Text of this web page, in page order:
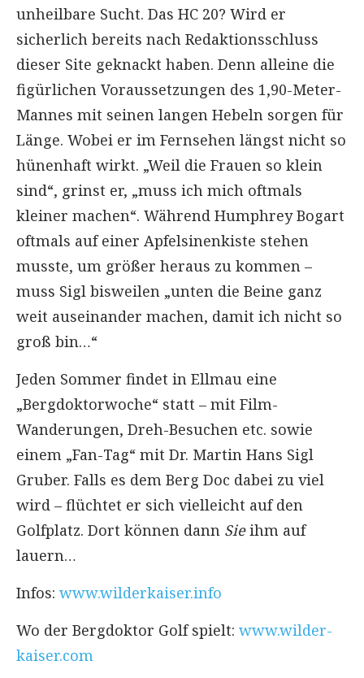
unheilbare Sucht. Das HC 20? Wird er
sicherlich bereits nach Redaktionsschluss
dieser Site geknackt haben. Denn alleine die
figürlichen Voraussetzungen des 1,90-Meter-
Mannes mit seinen langen Hebeln sorgen für
Länge. Wobei er im Fernsehen längst nicht so
hünenhaft wirkt. „Weil die Frauen so klein
sind“, grinst er, „muss ich mich oftmals
kleiner machen“. Während Humphrey Bogart
oftmals auf einer Apfelsinenkiste stehen
musste, um größer heraus zu kommen –
muss Sigl bisweilen „unten die Beine ganz
weit auseinander machen, damit ich nicht so
groß bin…“
Jeden Sommer findet in Ellmau eine
„Bergdoktorwoche“ statt – mit Film-
Wanderungen, Dreh-Besuchen etc. sowie
einem „Fan-Tag“ mit Dr. Martin Hans Sigl
Gruber. Falls es dem Berg Doc dabei zu viel
wird – flüchtet er sich vielleicht auf den
Golfplatz. Dort können dann Sieihm auf
lauern…
Infos: www.wilderkaiser.info
Wo der Bergdoktor Golf spielt: www.wilder-
kaiser.com